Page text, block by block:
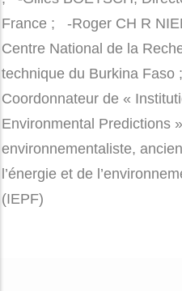
; -Gilles BOETSCH,
France ; -Roger CH R
Centre National de la
technique du Burkina
Environmental Predictions
environnementaliste,
l’énergie et de
(IEPF)